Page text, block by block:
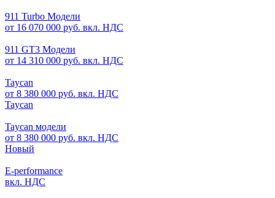
911 Turbo Модели
от 16 070 000 руб. вкл. НДС
911 GT3 Модели
от 14 310 000 руб. вкл. НДС
Taycan
от 8 380 000 руб. вкл. НДС
Taycan
Taycan модели
от 8 380 000 руб. вкл. НДС
Новый
E-performance
вкл. НДС